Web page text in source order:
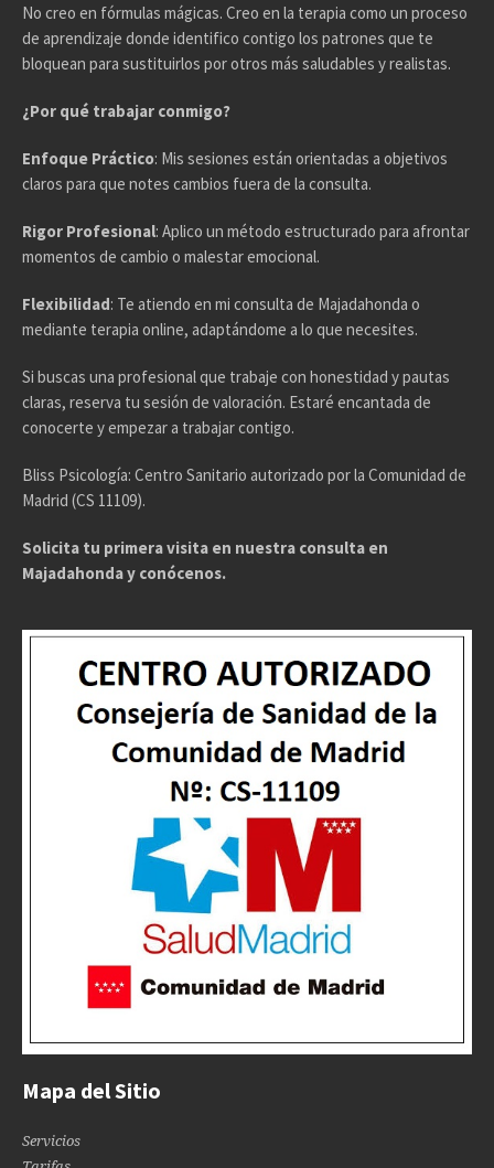
No creo en fórmulas mágicas. Creo en la terapia como un proceso
de aprendizaje donde identifico contigo los patrones que te
bloquean para sustituirlos por otros más saludables y realistas.
¿Por qué trabajar conmigo?
Enfoque Práctico: Mis sesiones están orientadas a objetivos
claros para que notes cambios fuera de la consulta.
Rigor Profesional: Aplico un método estructurado para afrontar
momentos de cambio o malestar emocional.
Flexibilidad: Te atiendo en mi consulta de Majadahonda o
mediante terapia online, adaptándome a lo que necesites.
Si buscas una profesional que trabaje con honestidad y pautas
claras, reserva tu sesión de valoración. Estaré encantada de
conocerte y empezar a trabajar contigo.
Bliss Psicología: Centro Sanitario autorizado por la Comunidad de
Madrid (CS 11109).
Solicita tu primera visita en nuestra consulta en
Majadahonda y conócenos.
Mapa del Sitio
Servicios